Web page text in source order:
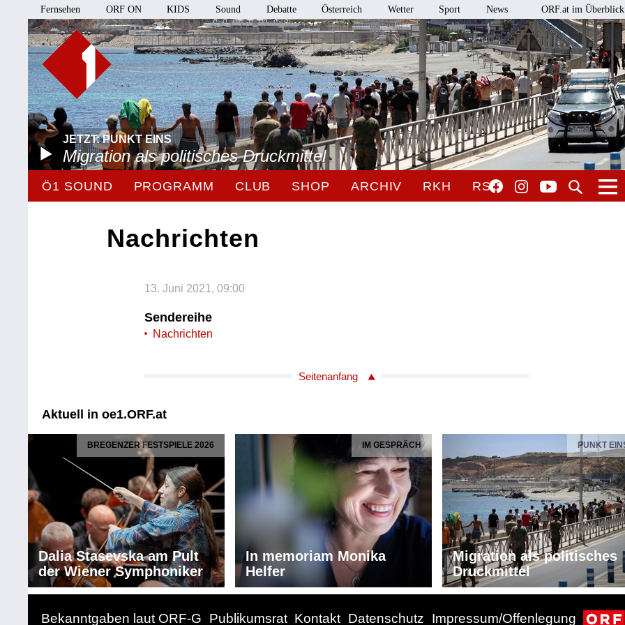
Fernsehen ORF ON KIDS Sound Debatte Österreich Wetter Sport News ORF.at im Überblick
JETZT: PUNKT EINS
Migration als politisches Druckmittel
Ö1 SOUND PROGRAMM CLUB SHOP ARCHIV RKH RSO
Nachrichten
13. Juni 2021, 09:00
Sendereihe
Nachrichten
Seitenanfang
Aktuell in oe1.ORF.at
BREGENZER FESTSPIELE 2026
Dalia Stasevska am Pult
der Wiener Symphoniker
IM GESPRÄCH
In memoriam Monika
Helfer
PUNKT
Migration als politisches
Druckmittel
Bekanntgaben laut ORF-G Publikumsrat Kontakt Datenschutz Impressum/Offenlegung